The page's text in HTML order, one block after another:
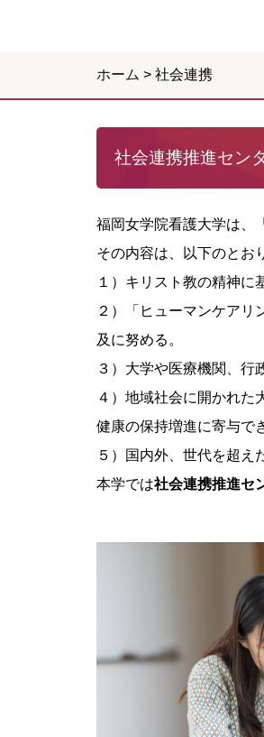
ホーム > 社会連携
社会連携推進セン
福岡女学院看護大学は、
その内容は、以下のとお
１）キリスト教の精神に
２）「ヒューマンケア
及に努める。
３）大学や医療機関、行
４）地域社会に開かれた
健康の保持増進に寄与で
５）国内外、世代を超え
本学では社会連携推進セ